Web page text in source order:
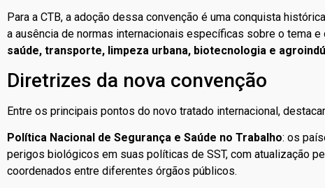
Para a CTB, a adoção dessa convenção é uma conquista
a ausência de normas internacionais específicas sobre o tema
saúde, transporte, limpeza urbana, biotecnologia e
Diretrizes da nova convenção
Entre os principais pontos do novo tratado internacional,
Política Nacional de Segurança e Saúde no Trabalho: os
perigos biológicos em suas políticas de SST, com atualização
coordenados entre diferentes órgãos públicos.